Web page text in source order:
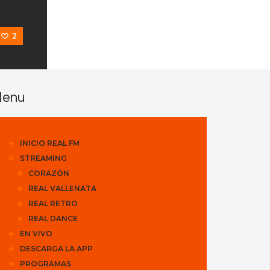
2
INICIO REAL FM
STREAMING
CORAZÓN
REAL VALLENATA
REAL RETRO
REAL DANCE
EN VIVO
DESCARGA LA APP
PROGRAMAS